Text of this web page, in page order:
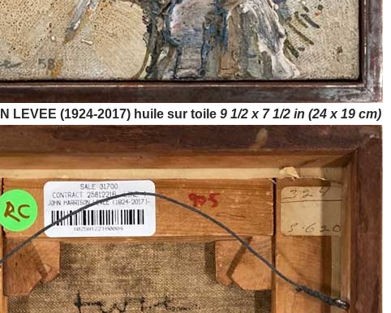
LEVEE (1924-2017) huile sur toile 9 1/2 x 7 1/2 in (24 x 19 cm)